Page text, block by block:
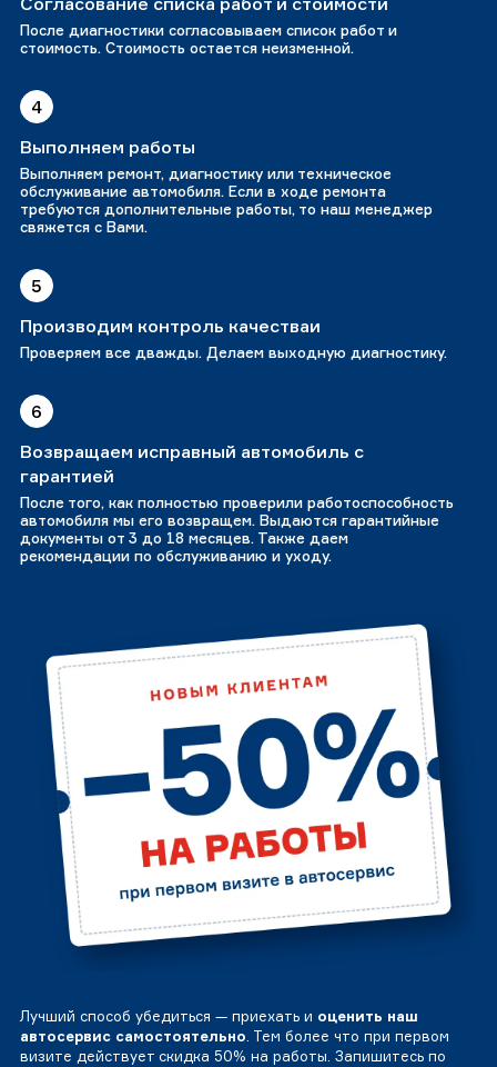
После диагностики согласовываем список работ и
стоимость. Стоимость остается неизменной.
4
Выполняем работы
Выполняем ремонт, диагностику или техническое
обслуживание автомобиля. Если в ходе ремонта
требуются дополнительные работы, то наш менеджер
свяжется с Вами.
5
Производим контроль качестваи
Проверяем все дважды. Делаем выходную диагностику.
6
Возвращаем исправный автомобиль с
гарантией
После того, как полностью проверили работоспособность
автомобиля мы его возвращем. Выдаются гарантийные
документы от 3 до 18 месяцев. Также даем
рекомендации по обслуживанию и уходу.
Лучший способ убедиться — приехать и оценить наш
автосервис самостоятельно. Тем более что при первом
визите действует скидка 50% на работы. Запишитесь по